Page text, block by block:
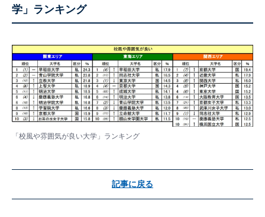
学」ランキング
「校風や雰囲気が良い大学」ランキング
記事に戻る